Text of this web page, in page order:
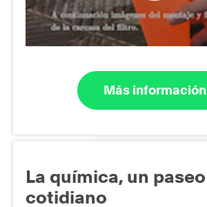
Más información
La química, un paseo
cotidiano